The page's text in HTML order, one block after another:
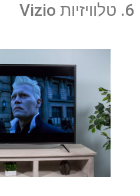
6. טלוויזיות Vizio